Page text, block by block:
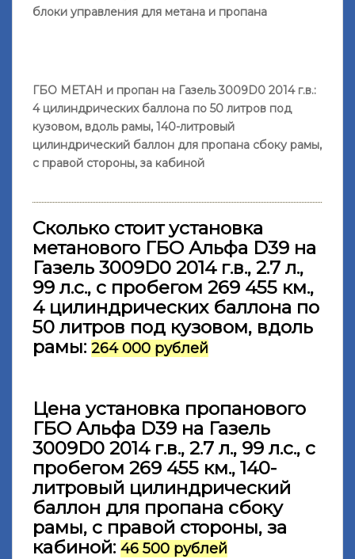
блоки управления для метана и пропана
ГБО МЕТАН и пропан на Газель 3009D0 2014 г.в.:
4 цилиндрических баллона по 50 литров под
кузовом, вдоль рамы, 140-литровый
цилиндрический баллон для пропана сбоку рамы,
с правой стороны, за кабиной
Сколько стоит установка
метанового ГБО Альфа D39 на
Газель 3009D0 2014 г.в., 2.7 л.,
99 л.с., с пробегом 269 455 км.,
4 цилиндрических баллона по
50 литров под кузовом, вдоль
рамы: 264 000 рублей
Цена установка пропанового
ГБО Альфа D39 на Газель
3009D0 2014 г.в., 2.7 л., 99 л.с., с
пробегом 269 455 км., 140-
литровый цилиндрический
баллон для пропана сбоку
рамы, с правой стороны, за
кабиной: 46 500 рублей